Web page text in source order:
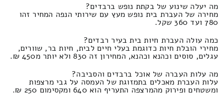
מה יעלה שינוע של בקתת נופש ברבדים?
מחירה של העברת בית נופש מעץ עם שירותי הנפה המחיר זהו
780 ועד 360 שקל.
כמה עולה העברת חיות בית בעיר רבדים?
מחירי הובלת חיות כדוגמת בעלי חיים לבית, חיות בר, שוורים,
עגלים, סוסים וכהנא וכהנא, המחירון זה 830 ולא יותר מ450 ₪.
מה עלות העברה של אוכל ברבדים והסביבה?
עלות העברת מאכלים בתמזוגת של העמסה על גבי מרצפות
ומשטחים ופירוק מהמרצפה התעריף הוא 640 ומקסימום 250 ₪.